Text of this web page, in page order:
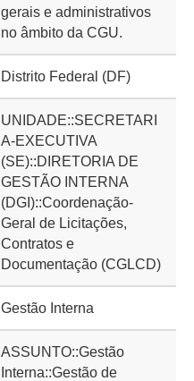
gerais e administrativos
no âmbito da CGU.
Distrito Federal (DF)
UNIDADE::SECRETARI
A-EXECUTIVA
(SE)::DIRETORIA DE
GESTÃO INTERNA
(DGI)::Coordenação-
Geral de Licitações,
Contratos e
Documentação (CGLCD)
Gestão Interna
ASSUNTO::Gestão
Interna::Gestão de